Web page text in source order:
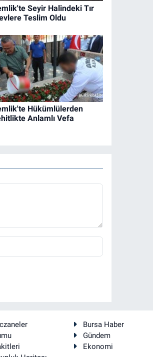
Seyir Halindeki Tır
Teslim Oldu
Hükümlülerden
Anlamlı Vefa
Bursa Haber
Gündem
Ekonomi